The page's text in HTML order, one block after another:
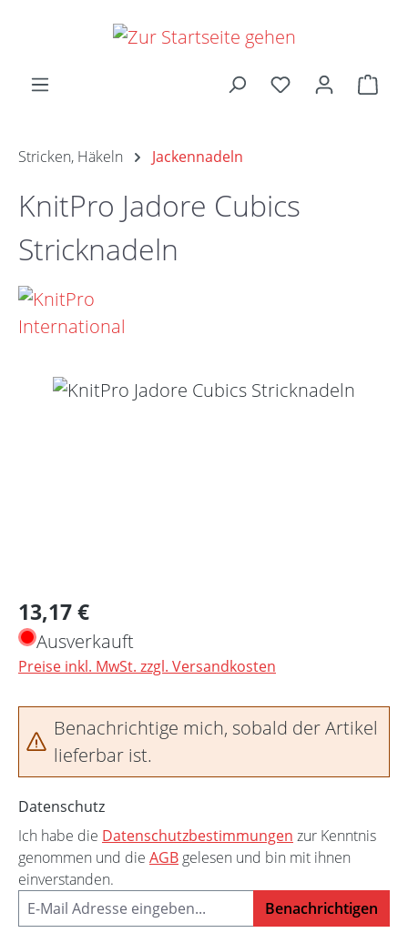
Zum Hauptinhalt springen
Stricken, Häkeln Jackennadeln
KnitPro Jadore Cubics
Stricknadeln
Bildergalerie überspringen
Regulärer Preis:
13,17 €
Ausverkauft
Preise inkl. MwSt. zzgl. Versandkosten
Benachrichtige mich, sobald der Artikel
lieferbar ist.
Datenschutz
Ich habe die Datenschutzbestimmungen zur Kenntnis
genommen und die AGB gelesen und bin mit ihnen
einverstanden.
Benachrichtigen